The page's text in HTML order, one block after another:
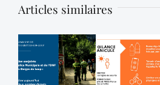
Articles similaires